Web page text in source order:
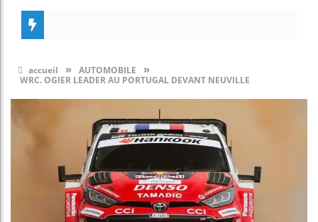
accueil » AUTOMOBILE »
WRC. OGIER LEADER AU PORTUGAL DEVANT NEUVILLE